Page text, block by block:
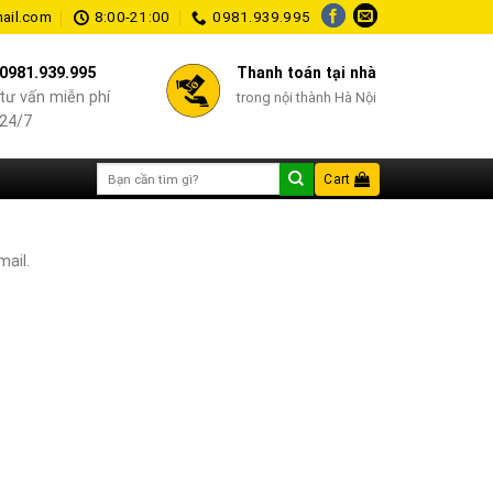
8:00-21:00 0981.939.995
0981.939.995
tư vấn miễn phí
24/7
Thanh toán tại nhà
trong nội thành Hà Nội
Cart